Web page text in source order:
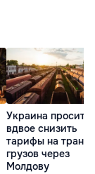
Украина просит
вдвое снизить
тарифы на
грузов через
Молдову